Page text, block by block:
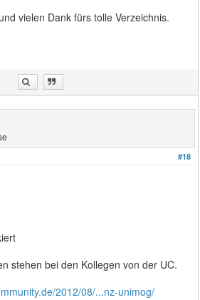
vielen Dank fürs tolle Verzeichnis.
#18
stehen bei den Kollegen von der UC.
2012/08/...nz-unimog/